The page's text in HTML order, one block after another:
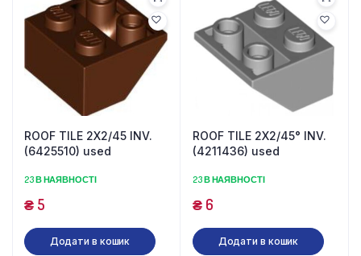
ROOF TILE 2X2/45 INV.
(6425510) used
23 В НАЯВНОСТІ
₴5
Додати в кошик
ROOF TILE 2X2/45° INV.
(4211436) used
23 В НАЯВНОСТІ
₴6
Додати в кошик